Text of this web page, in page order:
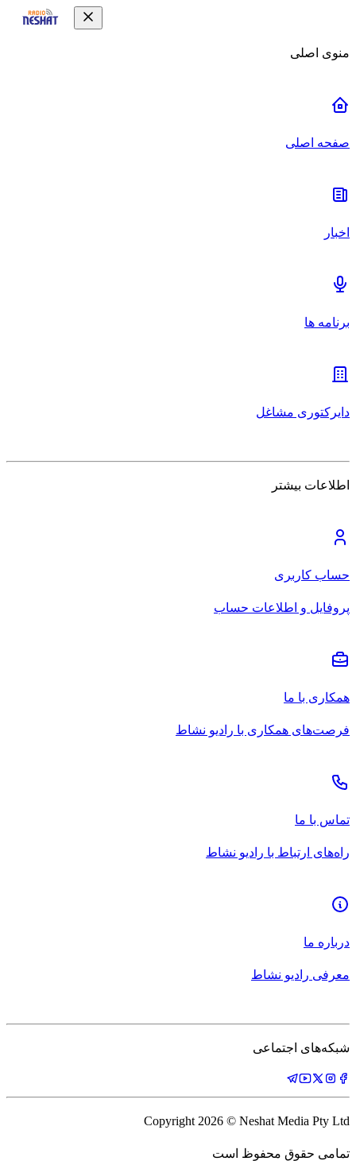
منوی اصلی
صفحه اصلی
اخبار
برنامه ها
دایرکتوری مشاغل
اطلاعات بیشتر
حساب کاربری
پروفایل و اطلاعات حساب
همکاری با ما
فرصت‌های همکاری با رادیو نشاط
تماس با ما
راه‌های ارتباط با رادیو نشاط
درباره ما
معرفی رادیو نشاط
شبکه‌های اجتماعی
Copyright 2026 © Neshat Media Pty Ltd
تمامی حقوق محفوظ است